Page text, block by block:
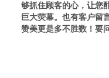
够抓住顾客的心，让您
巨大荧幕。也有客户留
赞美更是多不胜数！要